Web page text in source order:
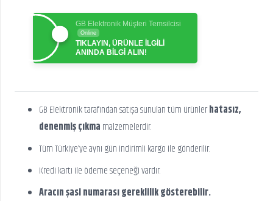
GB Elektronik Müşteri Temsilcisi
Online
TIKLAYIN, ÜRÜNLE İLGİLİ
ANINDA BİLGİ ALIN!
GB Elektronik tarafından satışa sunulan tüm ürünlerhatasız,
denenmiş çıkma malzemelerdir.
Tüm Türkiye’ye aynı gün indirimli kargo ile gönderilir.
Kredi kartı ile ödeme seçeneği vardır.
Aracın şasi numarası gereklilik gösterebilir.